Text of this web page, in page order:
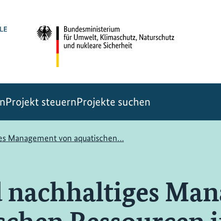
Projekt steuernProjekte suchen
Management von aquatischen…
nachhaltiges